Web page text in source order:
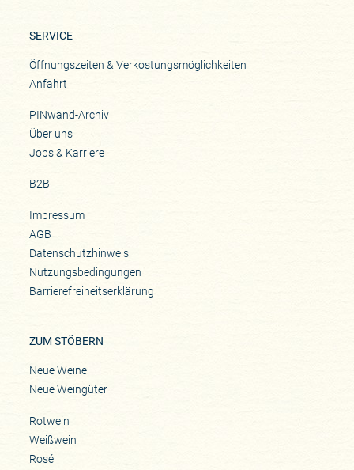
SERVICE
Öffnungszeiten & Verkostungsmöglichkeiten
Anfahrt
PINwand-Archiv
Über uns
Jobs & Karriere
B2B
Impressum
AGB
Datenschutzhinweis
Nutzungsbedingungen
Barrierefreiheitserklärung
ZUM STÖBERN
Neue Weine
Neue Weingüter
Rotwein
Weißwein
Rosé